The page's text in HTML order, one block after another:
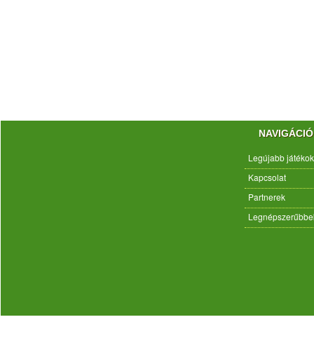
Legújabb játékok
Kapcsolat
Partnerek